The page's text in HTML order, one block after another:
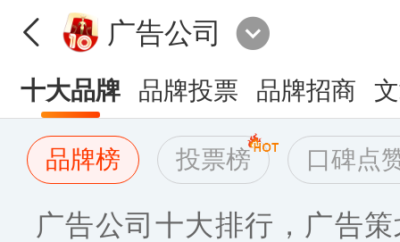
广告公司
十大品牌 品牌投票 品牌招商
品牌榜 投票榜 口碑点
广告公司十大排行，广告